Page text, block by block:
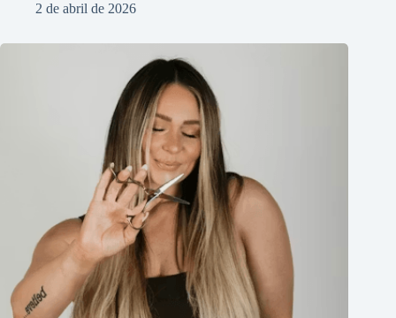
2 de abril de 2026